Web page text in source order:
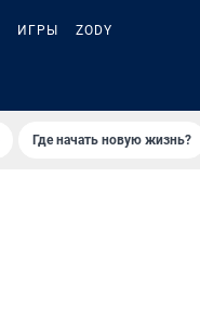
ИГРЫ ZODY
Где начать новую жизнь?